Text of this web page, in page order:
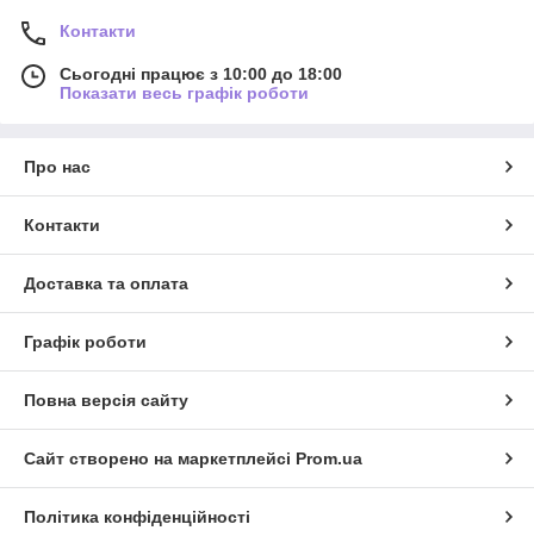
Контакти
Сьогодні працює з 10:00 до 18:00
Показати весь графік роботи
Про нас
Контакти
Доставка та оплата
Графік роботи
Повна версія сайту
Сайт створено на маркетплейсі Prom.ua
Політика конфіденційності